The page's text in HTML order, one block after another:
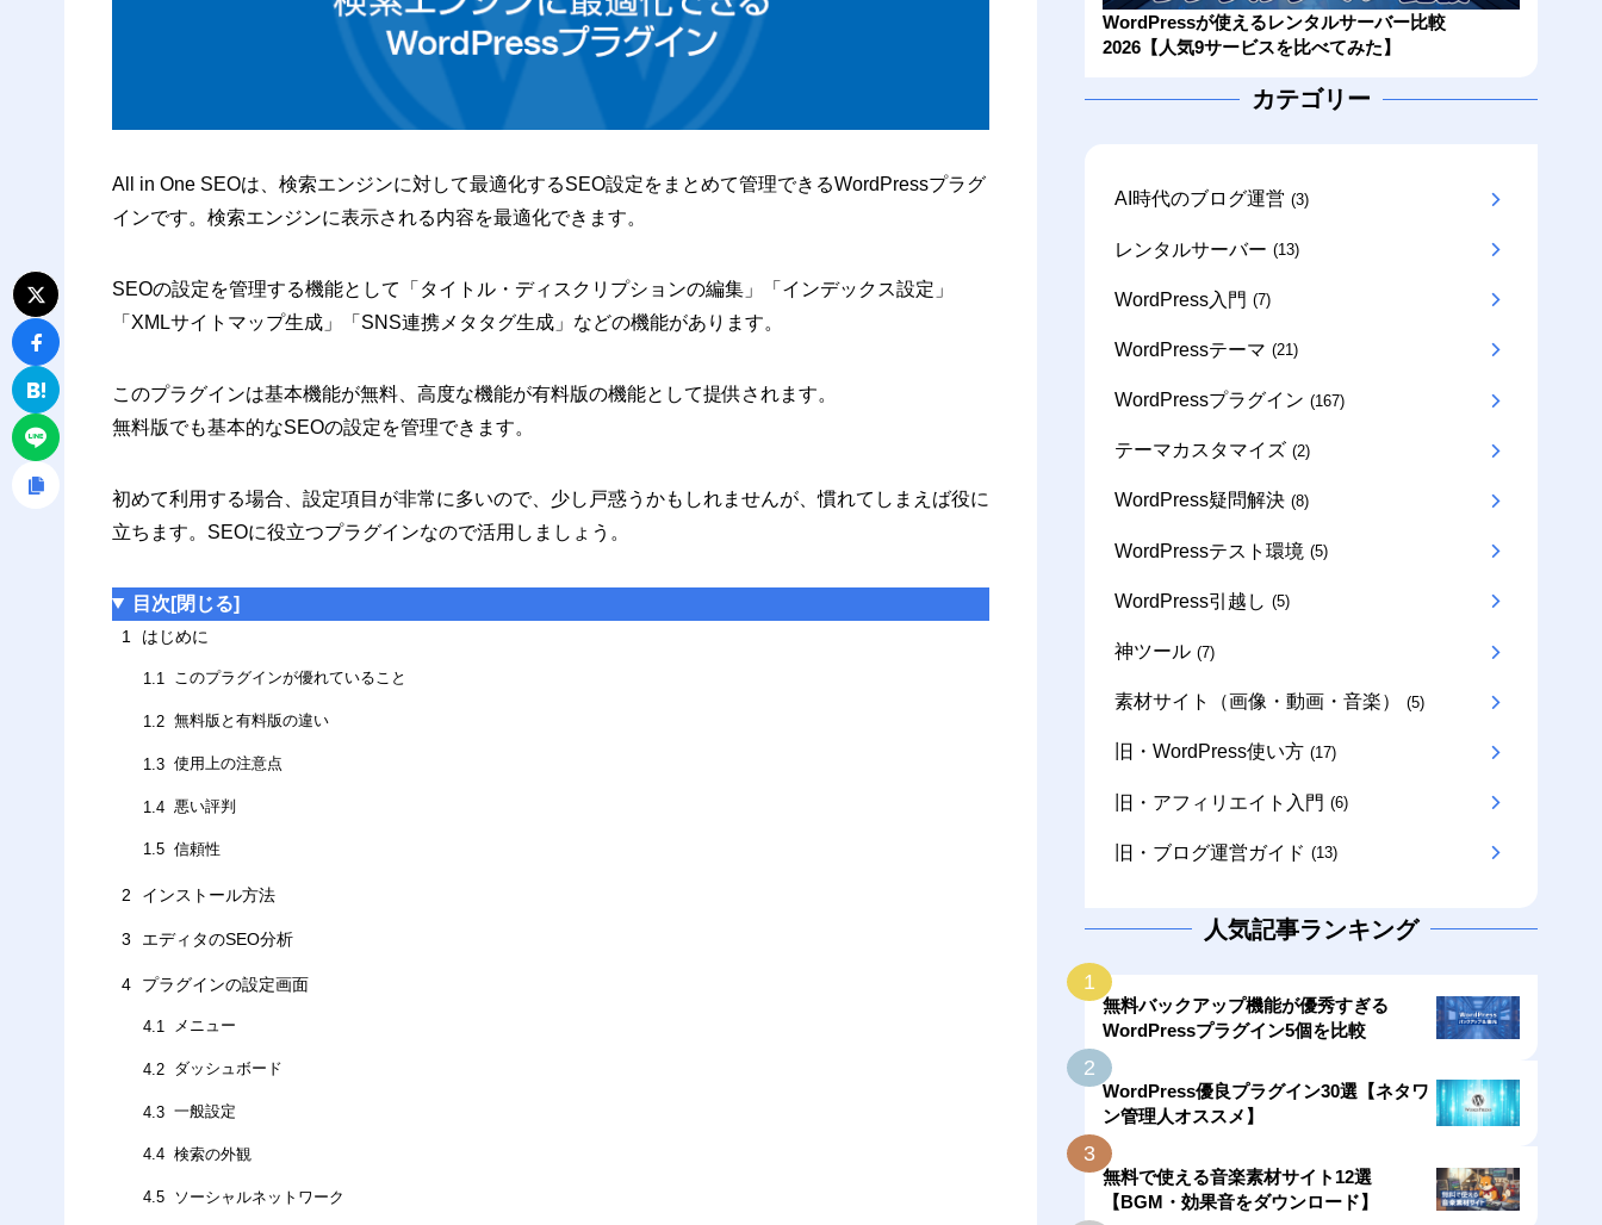
All in One SEOは、検索エンジンに対して最適化するSEO設定をまとめて管理できるWordPressプラグ
インです。検索エンジンに表示される内容を最適化できます。
SEOの設定を管理する機能として「タイトル・ディスクリプションの編集」「インデックス設定」
「XMLサイトマップ生成」「SNS連携メタタグ生成」などの機能があります。
このプラグインは基本機能が無料、高度な機能が有料版の機能として提供されます。
無料版でも基本的なSEOの設定を管理できます。
初めて利用する場合、設定項目が非常に多いので、少し戸惑うかもしれませんが、慣れてしまえば役に
立ちます。SEOに役立つプラグインなので活用しましょう。
目次 [閉じる]
1 はじめに
1.1 このプラグインが優れていること
1.2 無料版と有料版の違い
1.3 使用上の注意点
1.4 悪い評判
1.5 信頼性
2 インストール方法
3 エディタのSEO分析
4 プラグインの設定画面
4.1 メニュー
4.2 ダッシュボード
4.3 一般設定
4.4 検索の外観
4.5 ソーシャルネットワーク
WordPressが使えるレンタルサーバー比較
2026【人気9サービスを比べてみた】
カテゴリー
AI時代のブログ運営 (3)
レンタルサーバー (13)
WordPress入門 (7)
WordPressテーマ (21)
WordPressプラグイン (167)
テーマカスタマイズ (2)
WordPress疑問解決 (8)
WordPressテスト環境 (5)
WordPress引越し (5)
神ツール (7)
素材サイト（画像・動画・音楽） (5)
旧・WordPress使い方 (17)
旧・アフィリエイト入門 (6)
旧・ブログ運営ガイド (13)
人気記事ランキング
1
無料バックアップ機能が優秀すぎる
WordPressプラグイン5個を比較
2
WordPress優良プラグイン30選【ネタワ
ン管理人オススメ】
3
無料で使える音楽素材サイト12選
【BGM・効果音をダウンロード】
7 参考